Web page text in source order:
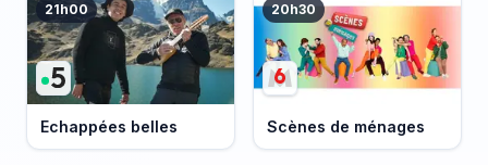
21h00
Echappées belles
20h30
Scènes de ménages